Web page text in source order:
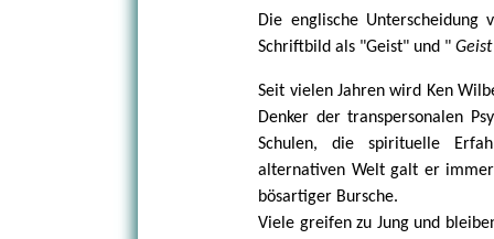
Die englische
Schriftbild als "Geist" und "
Seit vielen Jahren wird Ken
Denker der transpersonalen
Schulen, die spirituelle
alternativen Welt galt er
bösartiger Bursche.
Viele greifen zu Jung und